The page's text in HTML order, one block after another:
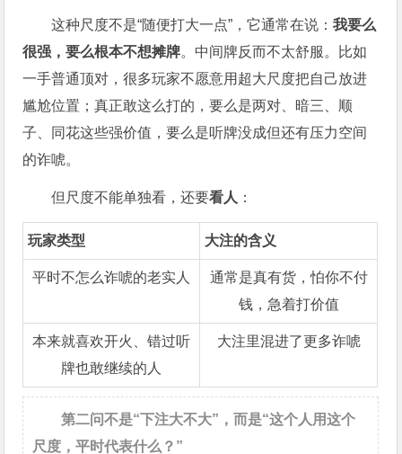
这种尺度不是“随便打大一点”，它通常在说：我要么
很强，要么根本不想摊牌。中间牌反而不太舒服。比如
一手普通顶对，很多玩家不愿意用超大尺度把自己放进
尴尬位置；真正敢这么打的，要么是两对、暗三、顺
子、同花这些强价值，要么是听牌没成但还有压力空间
的诈唬。
但尺度不能单独看，还要看人 ：
玩家类型 大注的含义
平时不怎么诈唬的老实人
通常是真有货，怕你不付
钱，急着打价值
本来就喜欢开火、错过听
牌也敢继续的人
大注里混进了更多诈唬
第二问不是“下注大不大”，而是“这个人用这个
尺度，平时代表什么？”